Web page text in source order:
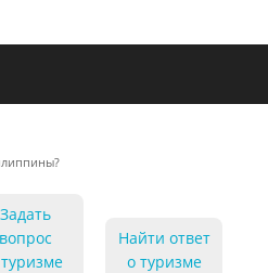
Задать
вопрос
Найти ответ
о туризме